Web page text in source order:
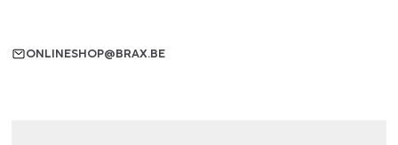
ONLINESHOP@BRAX.BE